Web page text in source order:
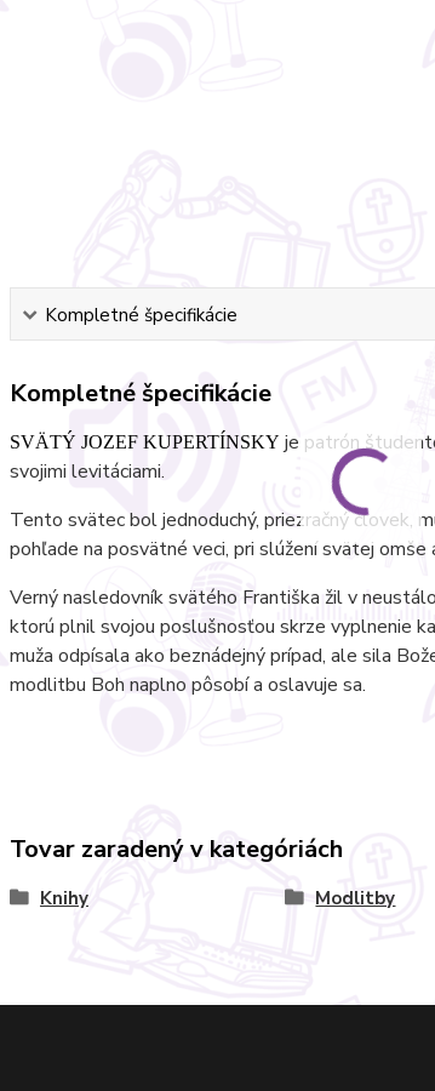
Kompletné špecifikácie
Kompletné špecifikácie
SVÄTÝ JOZEF KUPERTÍNSKY je patrón
svojimi levitáciami.
Tento svätec bol jednoduchý, priezračný človek,
pohľade na posvätné veci, pri slúžení svätej
Verný nasledovník svätého Františka žil v
ktorú plnil svojou poslušnosťou skrze vyplnenie
muža odpísala ako beznádejný prípad, ale sila
modlitbu Boh naplno pôsobí a oslavuje sa.
Tovar zaradený v kategóriách
Knihy Modlitby